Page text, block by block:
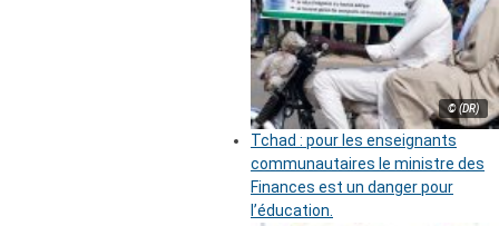
© (DR)
Tchad : pour les enseignants
communautaires le ministre des
Finances est un danger pour
l’éducation.